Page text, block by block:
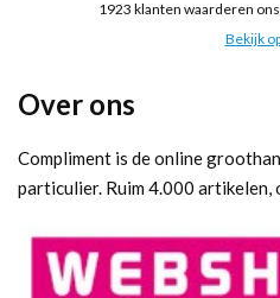
1923 klanten waarderen
Bekijk
Over ons
Compliment is de online
particulier. Ruim 4.000 artikelen,